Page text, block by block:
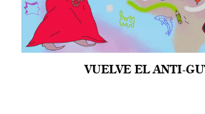
VUELVE EL ANTI-